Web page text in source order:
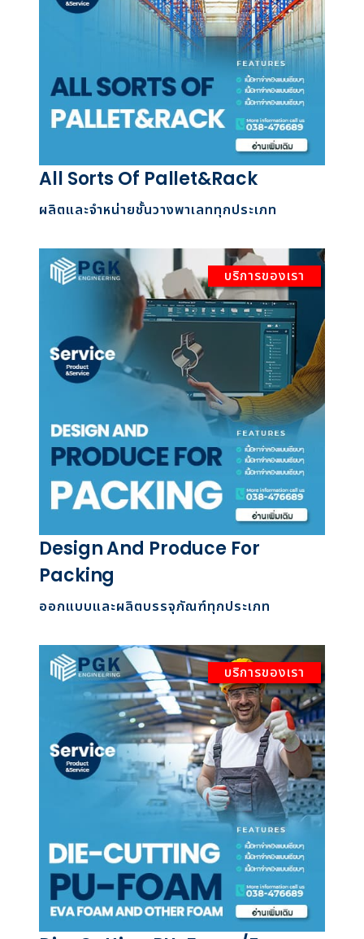
All Sorts Of Pallet&Rack
ผลิตและจำหน่ายชั้นวางพาเลททุกประเภท
บริการของเรา
Design And Produce For
Packing
ออกแบบและผลิตบรรจุภัณฑ์ทุกประเภท
บริการของเรา